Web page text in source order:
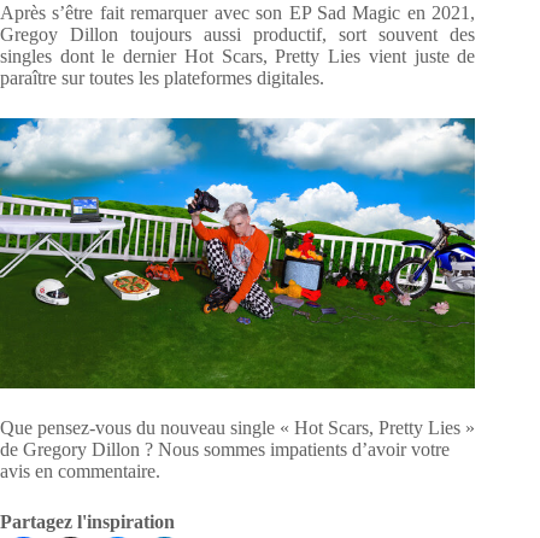
Après s’être fait remarquer avec son EP Sad Magic en 2021,
Gregoy Dillon toujours aussi productif, sort souvent des
singles dont le dernier Hot Scars, Pretty Lies vient juste de
paraître sur toutes les plateformes digitales.
Que pensez-vous du nouveau single « Hot Scars, Pretty Lies »
de Gregory Dillon ? Nous sommes impatients d’avoir votre
avis en commentaire.
Partagez l'inspiration